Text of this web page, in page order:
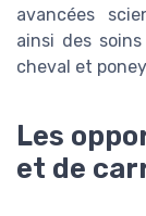
avancées
ainsi des
cheval et
Les
et de